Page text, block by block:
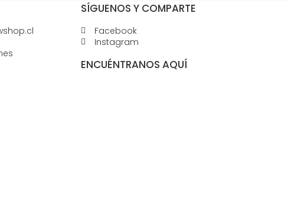
SÍGUENOS Y COMPARTE
Facebook
Instagram
ENCUÉNTRANOS AQUÍ